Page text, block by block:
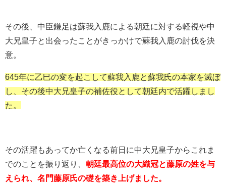
その後、中臣鎌足は蘇我入鹿による朝廷に対する軽視や中
大兄皇子と出会ったことがきっかけで蘇我入鹿の討伐を決
意。
645年に乙巳の変を起こして蘇我入鹿と蘇我氏の本家を滅ぼ
し、その後中大兄皇子の補佐役として朝廷内で活躍しまし
た。
その活躍もあってか亡くなる前日に中大兄皇子からこれま
でのことを振り返り、 朝廷最高位の大織冠と藤原の姓を与
えられ、名門藤原氏の礎を築き上げました。